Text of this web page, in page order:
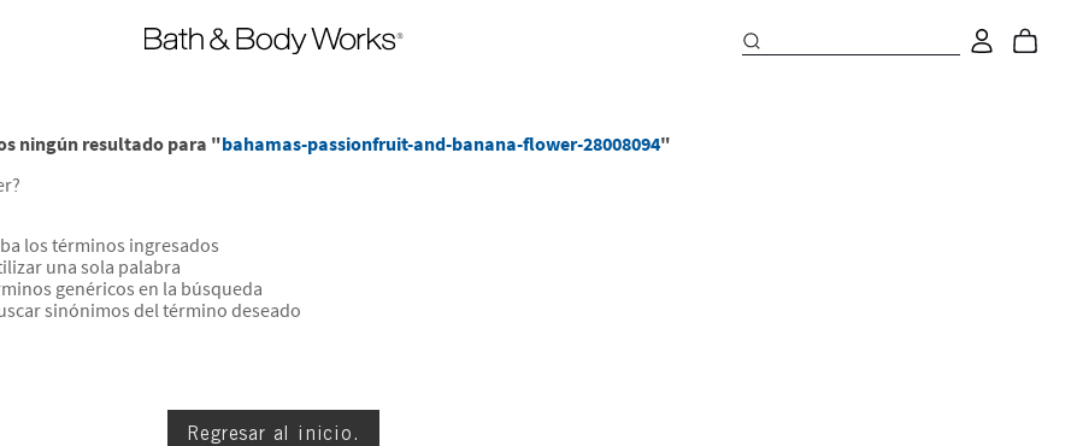
ningún resultado para "bahamas-passionfruit-and-banana-flower-28008094"
los términos ingresados
una sola palabra
genéricos en la búsqueda
sinónimos del término deseado
Regresar al inicio.